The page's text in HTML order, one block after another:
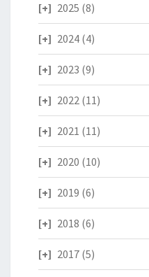
2025 (8)
2024 (4)
2023 (9)
2022 (11)
2021 (11)
2020 (10)
2019 (6)
2018 (6)
2017 (5)